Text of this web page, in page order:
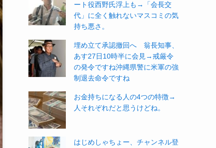
ート役西野氏浮上も→「会長交
代」に全く触れないマスコミの気
持ち悪さ。
埋め立て承認撤回へ 翁長知事、
あす27日10時半に会見→戒厳令
の発令ですね沖縄県警に米軍の強
制退去命令ですね
お金持ちになる人の4つの特徴→
人それぞれだと思うけどね。
はじめしゃちょー、チャンネル登